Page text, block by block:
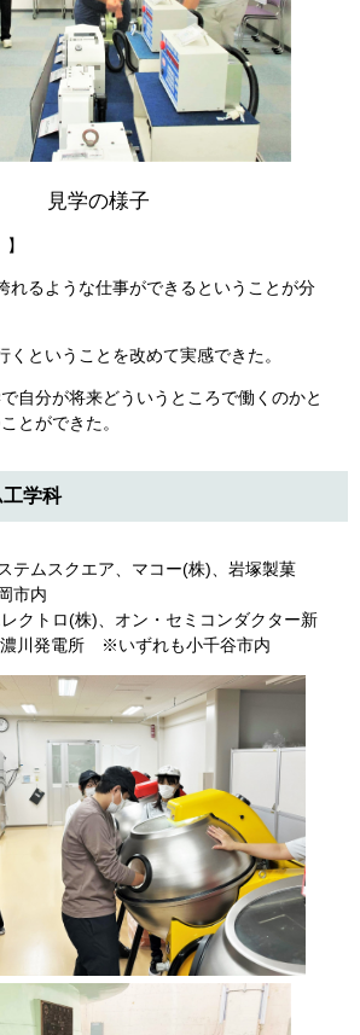
見学の様子
るような仕事ができるということが分
ということを改めて実感できた。
自分が将来どういうところで働くのかと
とができた。
学科
テムスクエア 、マコー(株)、岩塚製菓
市内
クトロ(株) 、オン・セミコンダクター新
川発電所
※いずれも小千谷市内